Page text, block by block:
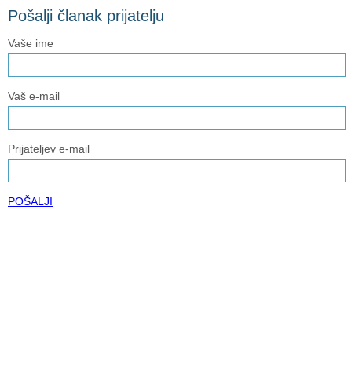
Pošalji članak prijatelju
Vaše ime
Vaš e-mail
Prijateljev e-mail
POŠALJI